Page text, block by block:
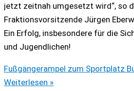
jetzt zeitnah umgesetzt wird“, so
Fraktionsvorsitzende Jürgen
Ein Erfolg, insbesondere für die
und Jugendlichen!
Fußgängerampel zum Sportplatz
Weiterlesen »